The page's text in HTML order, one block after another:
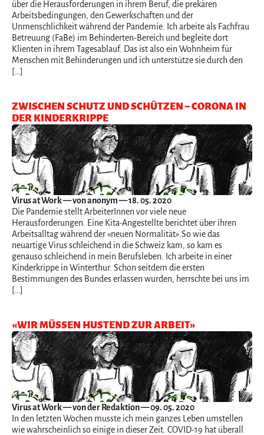
über die Herausforderungen in ihrem Beruf, die prekären
Arbeitsbedingungen, den Gewerkschaften und der
Unmenschlichkeit während der Pandemie. Ich arbeite als Fachfrau
Betreuung (FaBe) im Behinderten-Bereich und begleite dort
Klienten in ihrem Tagesablauf. Das ist also ein Wohnheim für
Menschen mit Behinderungen und ich unterstütze sie durch den
[…]
ZWISCHEN SCHUTZ UND SCHÜTZEN – CORONA IN
DER KINDERKRIPPE
Virus at Work— von anonym — 18. 05. 2020
Die Pandemie stellt ArbeiterInnen vor viele neue
Herausforderungen. Eine Kita-Angestellte berichtet über ihren
Arbeitsalltag während der «neuen Normalität».So wie das
neuartige Virus schleichend in die Schweiz kam, so kam es
genauso schleichend in mein Berufsleben. Ich arbeite in einer
Kinderkrippe in Winterthur. Schon seitdem die ersten
Bestimmungen des Bundes erlassen wurden, herrschte bei uns im
[…]
«WIR MÜSSEN HUSTEND ZUR ARBEIT»
Virus at Work— von der Redaktion — 09. 05. 2020
In den letzten Wochen musste ich mein ganzes Leben umstellen
wie wahrscheinlich so einige in dieser Zeit. COVID-19 hat überall